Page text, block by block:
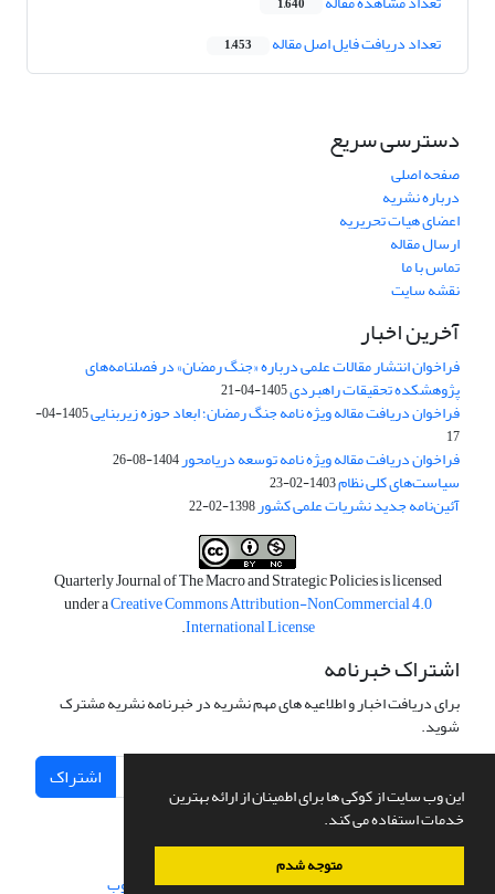
این وب سایت از کوکی ها برای اطمینان از ارائه بهترین
خدمات استفاده می کند.
متوجه شدم
1,640
تعداد دریافت فایل اصل مقاله 1,453
دسترسی سریع
صفحه اصلی
درباره نشریه
اعضای هیات تحریریه
ارسال مقاله
تماس با ما
نقشه سایت
آخرین اخبار
فراخوان انتشار مقالات علمی درباره «جنگ رمضان» در فصلنامه‌های
پژوهشکده تحقیقات راهبردی1405-04-21
فراخوان دریافت مقاله ویژه نامه جنگ رمضان؛ ابعاد حوزه زیربنایی
1405-04-
17
فراخوان دریافت مقاله ویژه نامه توسعه دریامحور1404-08-26
سیاست‌های کلی نظام1403-02-23
آئین‌نامه جدید نشریات علمی کشور1398-02-22
Quarterly Journal of The Macro and Strategic Policies is licensed
under aCreative Commons Attribution-NonCommercial 4.0
International License
.
اشتراک خبرنامه
برای دریافت اخبار و اطلاعیه های مهم نشریه در خبرنامه نشریه مشترک
شوید.
اشتراک
سامانه مدیریت نشریات علمی.طراحی و پیاده سازی از سیناوب